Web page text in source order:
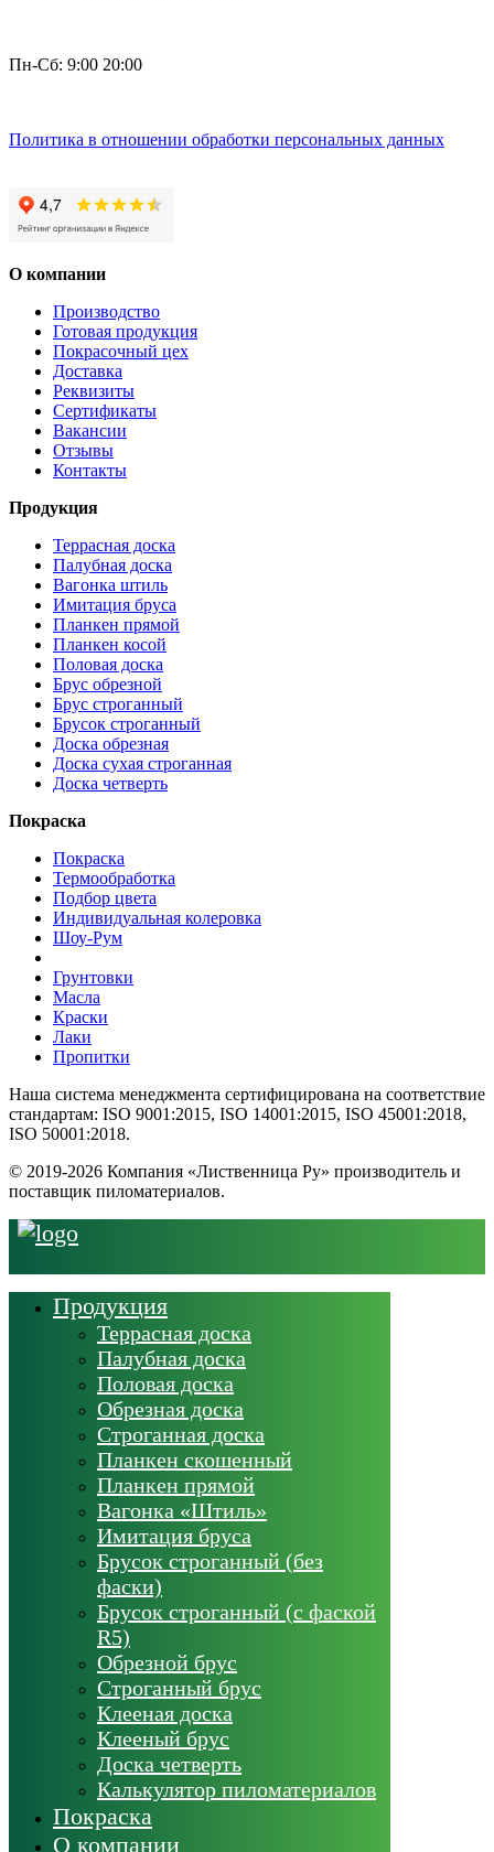
Пн-Сб: 9:00 20:00
Политика в отношении обработки персональных данных
О компании
Производство
Готовая продукция
Покрасочный цех
Доставка
Реквизиты
Сертификаты
Вакансии
Отзывы
Контакты
Продукция
Террасная доска
Палубная доска
Вагонка штиль
Имитация бруса
Планкен прямой
Планкен косой
Половая доска
Брус обрезной
Брус строганный
Брусок строганный
Доска обрезная
Доска сухая строганная
Доска четверть
Покраска
Покраска
Термообработка
Подбор цвета
Индивидуальная колеровка
Шоу-Рум
Грунтовки
Масла
Краски
Лаки
Пропитки
Наша система менеджмента сертифицирована на соответствие
стандартам: ISO 9001:2015, ISO 14001:2015, ISO 45001:2018,
ISO 50001:2018.
© 2019-2026 Компания «Лиственница Ру» производитель и
поставщик пиломатериалов.
Продукция
Террасная доска
Палубная доска
Половая доска
Обрезная доска
Строганная доска
Планкен скошенный
Планкен прямой
Вагонка «Штиль»
Имитация бруса
Брусок строганный (без
фаски)
Брусок строганный (с фаской
R5)
Обрезной брус
Строганный брус
Клееная доска
Клееный брус
Доска четверть
Калькулятор пиломатериалов
Покраска
О компании